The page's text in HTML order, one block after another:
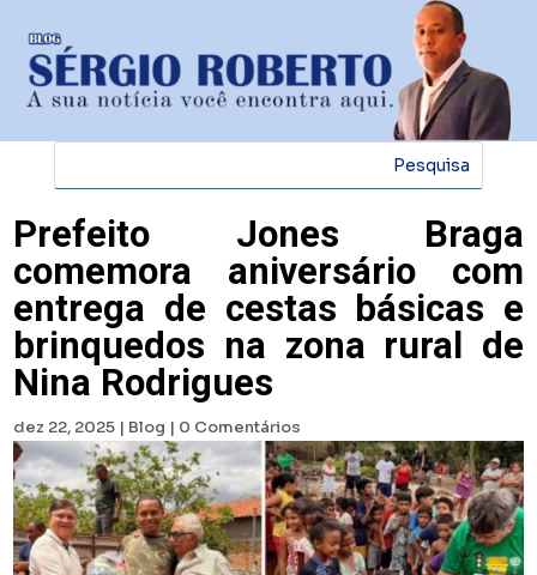
Prefeito Jones Braga
comemora aniversário com
entrega de cestas básicas e
brinquedos na zona rural de
Nina Rodrigues
dez 22, 2025 | Blog | 0 Comentários